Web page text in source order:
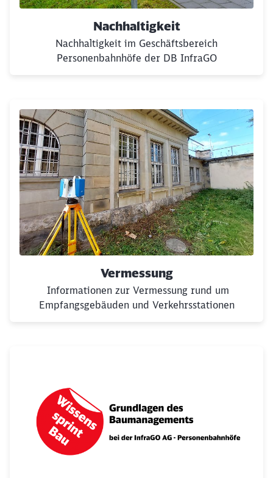
Nachhaltigkeit
Nachhaltigkeit im Geschäftsbereich
Personenbahnhöfe der DB InfraGO
Vermessung
Informationen zur Vermessung rund um
Empfangsgebäuden und Verkehrsstationen